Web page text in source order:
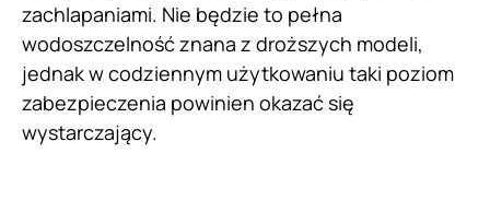
zachlapaniami. Nie będzie to pełna
wodoszczelność znana z droższych modeli,
jednak w codziennym użytkowaniu taki poziom
zabezpieczenia powinien okazać się
wystarczający.